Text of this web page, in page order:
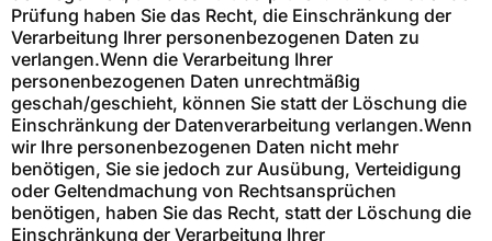
Prüfung haben Sie das Recht, die Einschränkung der
Verarbeitung Ihrer personenbezogenen Daten zu
verlangen.Wenn die Verarbeitung Ihrer
personenbezogenen Daten unrechtmäßig
geschah/geschieht, können Sie statt der Löschung die
Einschränkung der Datenverarbeitung verlangen.Wenn
wir Ihre personenbezogenen Daten nicht mehr
benötigen, Sie sie jedoch zur Ausübung, Verteidigung
oder Geltendmachung von Rechtsansprüchen
benötigen, haben Sie das Recht, statt der Löschung die
Einschränkung der Verarbeitung Ihrer